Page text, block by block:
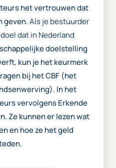
het vertrouwen dat
geven.Als je bestuurder
dat in Nederland
doelstelling
kun je het keurmerk
bij het CBF (het
In het
vervolgens Erkende
Ze kunnen er lezen wat
en hoe ze het geld